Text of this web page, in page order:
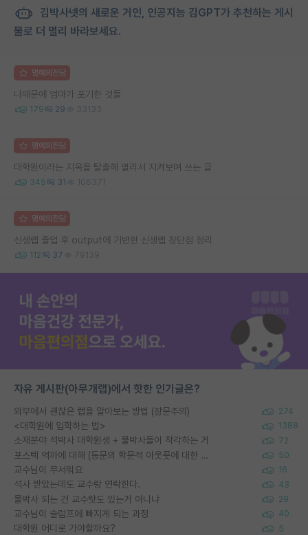
김박사넷의 새로운 거인, 인공지능 김GPT가 추천하는 게시
물로 더 멀리 바라보세요.
명예의전당
나때문에 엄마가 포기한 것들
179 29 33133
명예의전당
대학원이라는 지옥을 탈출해 멀리서 지켜보며 쓰는 글
345 31 106371
명예의전당
신생랩 졸업 후 output에 기반한 신생랩 장단점 정리
112 37 79139
자유 게시판(아무개랩)에서 핫한 인기글은?
외부에서 괜찮은 랩을 알아보는 방법 (장문주의) 274
<대학원에 입학하는 법> 1388
소재분야 석박사 대학원생 + 물박사들이 착각하는 거 72
포스텍 억까에 대해 (동문의 학문적 아웃풋에 대한 반박) 50
교수님이 무서워요 16
석사 받았는데도 교수랑 연락한다. 43
물박사 되는 건 교수탓도 있는거 아니냐 29
교수님이 슬럼프에 빠지게 되는 과정 40
대학원 어디로 가야할까요? 5